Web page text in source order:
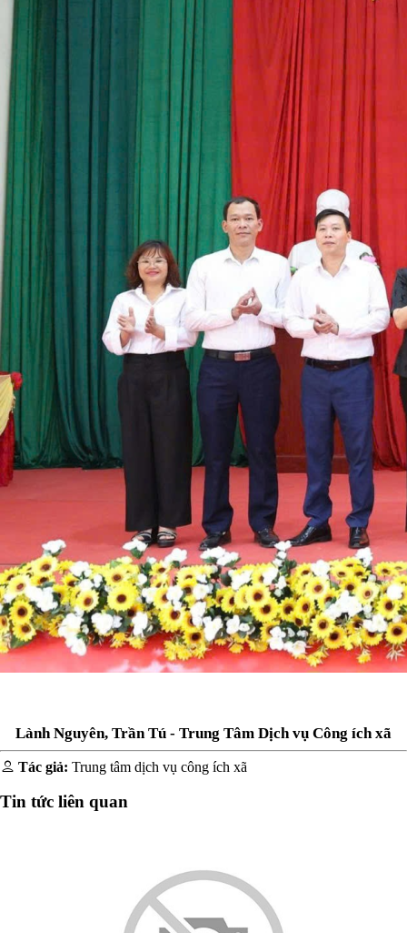
Lành Nguyên, Trần Tú - Trung Tâm Dịch vụ Công ích xã
Tác giả: Trung tâm dịch vụ công ích xã
Tin tức liên quan